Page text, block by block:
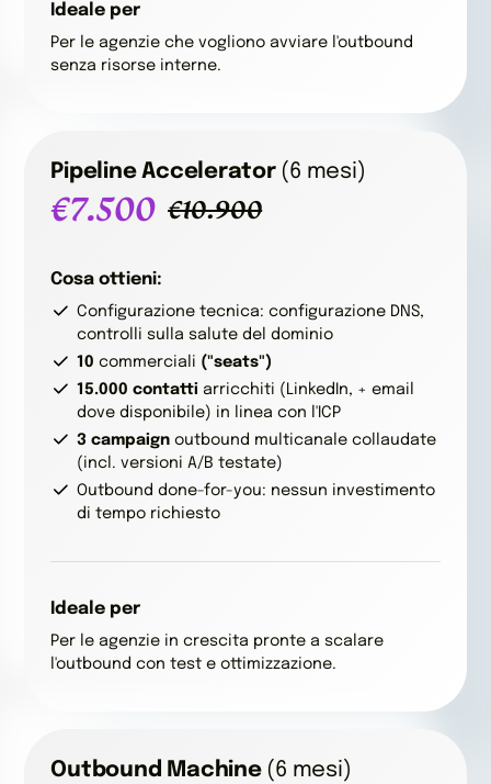
Ideale per
Per le agenzie che vogliono avviare l'outbound
senza risorse interne.
Pipeline Accelerator(6 mesi)
€7.500 €10.900
Cosa ottieni:
Configurazione tecnica: configurazione DNS,
controlli sulla salute del dominio
10commerciali ("seats")
15.000 contatti arricchiti (LinkedIn, + email
dove disponibile) in linea con l'ICP
3 campaignoutbound multicanale collaudate
(incl. versioni A/B testate)
Outbound done-for-you: nessun investimento
di tempo richiesto
Ideale per
Per le agenzie in crescita pronte a scalare
l'outbound con test e ottimizzazione.
Outbound Machine(6 mesi)